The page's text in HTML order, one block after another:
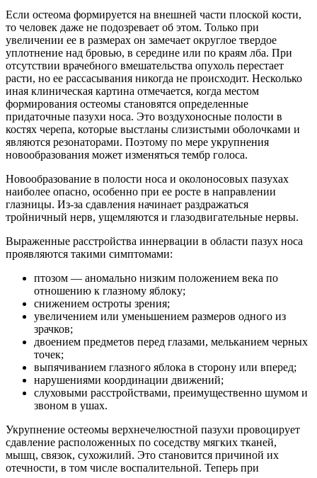
Если остеома формируется на внешней части плоской кости,
то человек даже не подозревает об этом. Только при
увеличении ее в размерах он замечает округлое твердое
уплотнение над бровью, в середине или по краям лба. При
отсутствии врачебного вмешательства опухоль перестает
расти, но ее рассасывания никогда не происходит. Несколько
иная клиническая картина отмечается, когда местом
формирования остеомы становятся определенные
придаточные пазухи носа. Это воздухоносные полости в
костях черепа, которые выстланы слизистыми оболочками и
являются резонаторами. Поэтому по мере укрупнения
новообразования может изменяться тембр голоса.
Новообразование в полости носа и околоносовых пазухах
наиболее опасно, особенно при ее росте в направлении
глазницы. Из-за сдавления начинает раздражаться
тройничный нерв, ущемляются и глазодвигательные нервы.
Выраженные расстройства иннервации в области пазух носа
проявляются такими симптомами:
птозом — аномально низким положением века по
отношению к глазному яблоку;
снижением остроты зрения;
увеличением или уменьшением размеров одного из
зрачков;
двоением предметов перед глазами, мельканием черных
точек;
выпячиванием глазного яблока в сторону или вперед;
нарушениями координации движений;
слуховыми расстройствами, преимущественно шумом и
звоном в ушах.
Укрупнение остеомы верхнечелюстной пазухи провоцирует
сдавление расположенных по соседству мягких тканей,
мышц, связок, сухожилий. Это становится причиной их
отечности, в том числе воспалительной. Теперь при